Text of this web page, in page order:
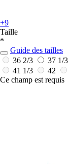
+9
Taille
*
Guide des tailles
36 2/3
37 1/3
41 1/3
42
Ce champ est requis